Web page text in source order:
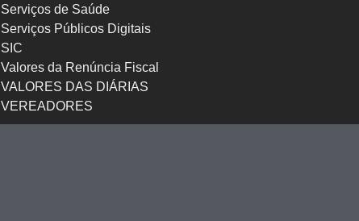
Serviços de Saúde
Serviços Públicos Digitais
SIC
Valores da Renúncia Fiscal
VALORES DAS DIÁRIAS
VEREADORES